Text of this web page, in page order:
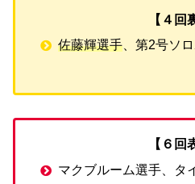
【４回
佐藤輝選手 、第2号ソ
【６回
マクブルーム選手、タ